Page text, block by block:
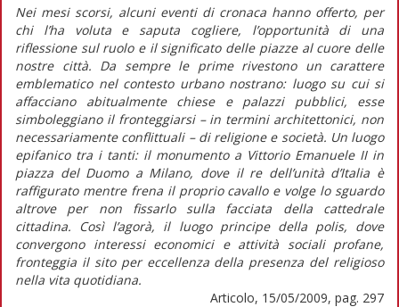
Nei mesi scorsi, alcuni eventi di cronaca hanno offerto, per
chi l’ha voluta e saputa cogliere, l’opportunità di una
riflessione sul ruolo e il significato delle piazze al cuore delle
nostre città. Da sempre le prime rivestono un carattere
emblematico nel contesto urbano nostrano: luogo su cui si
affacciano abitualmente chiese e palazzi pubblici, esse
simboleggiano il fronteggiarsi – in termini architettonici, non
necessariamente conflittuali – di religione e società. Un luogo
epifanico tra i tanti: il monumento a Vittorio Emanuele II in
piazza del Duomo a Milano, dove il re dell’unità d’Italia è
raffigurato mentre frena il proprio cavallo e volge lo sguardo
altrove per non fissarlo sulla facciata della cattedrale
cittadina. Così l’agorà, il luogo principe della polis, dove
convergono interessi economici e attività sociali profane,
fronteggia il sito per eccellenza della presenza del religioso
nella vita quotidiana.
Articolo, 15/05/2009, pag. 297